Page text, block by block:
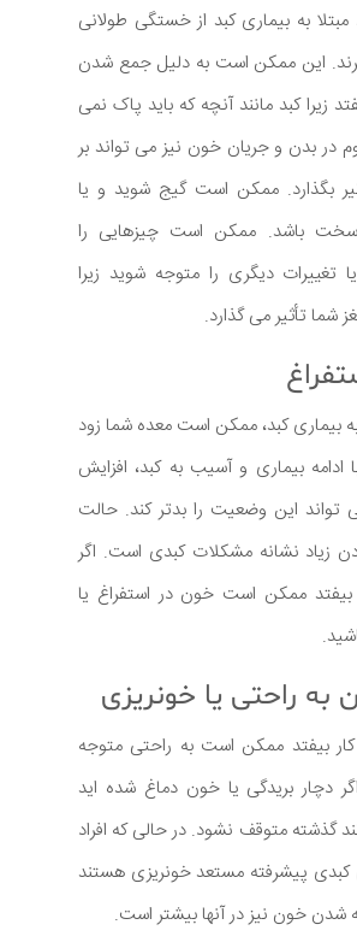
مبتلا به بیماری کبد از خستگی طولانی
این ممکن است به دلیل جمع شدن
زیرا کبد مانند آنچه که باید پاک نمی
در بدن و جریان خون نیز می تواند بر
بگذارد. ممکن است گیج شوید و یا
سخت باشد. ممکن است چیزهایی را
تغییرات دیگری را متوجه شوید زیرا
شما تأثیر می گذارد.
بیماری کبد، ممکن است معده شما زود
ادامه بیماری و آسیب به کبد، افزایش
این وضعیت را بدتر کند. حالت
زیاد نشانه مشکلات کبدی است. اگر
بیفتد ممکن است خون در استفراغ یا
به راحتی یا خونریزی
کار بیفتد ممکن است به راحتی متوجه
دچار بریدگی یا خون دماغ شده اید
گذشته متوقف نشود. در حالی که افراد
کبدی پیشرفته مستعد خونریزی هستند
شدن خون نیز در آنها بیشتر است.